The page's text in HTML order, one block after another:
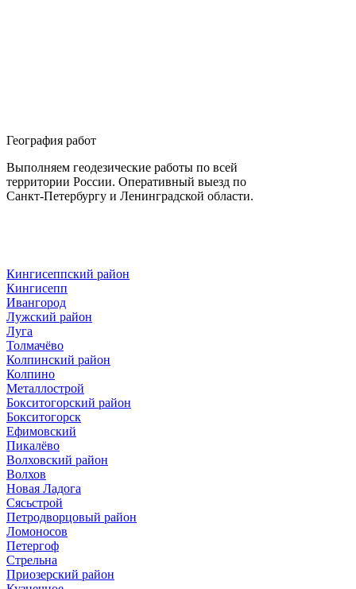
География работ
Выполняем геодезические работы по всей
территории России. Оперативный выезд по
Санкт-Петербургу и Ленинградской области.
Кингисеппский район
Кингисепп
Ивангород
Лужский район
Луга
Толмачёво
Колпинский район
Колпино
Металлострой
Бокситогорский район
Бокситогорск
Ефимовский
Пикалёво
Волховский район
Волхов
Новая Ладога
Сясьстрой
Петродворцовый район
Ломоносов
Петергоф
Стрельна
Приозерский район